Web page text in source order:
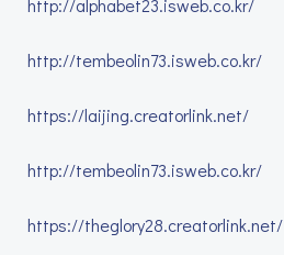
http://alphabet23.isweb.co.kr/
http://tembeolin73.isweb.co.kr/
https://laijing.creatorlink.net/
http://tembeolin73.isweb.co.kr/
https://theglory28.creatorlink.net/